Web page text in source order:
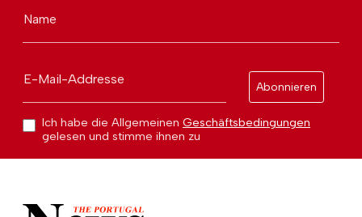
Name
E-Mail-Addresse
Abonnieren
Ich habe die Allgemeinen Geschäftsbedingungen
gelesen und stimme ihnen zu